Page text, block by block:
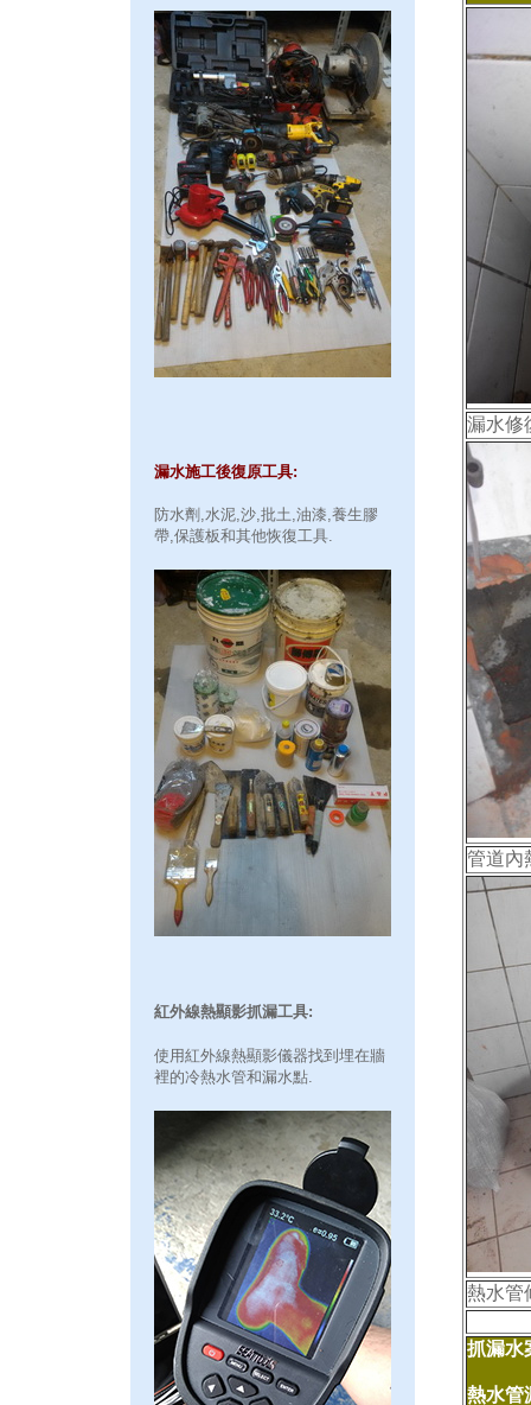
漏水施工後復原工具:
防水劑,水泥,沙,批土,油漆,養生膠
帶,保護板和其他恢復工具.
紅外線熱顯影抓漏工具:
使用紅外線熱顯影儀器找到埋在牆
裡的冷熱水管和漏水點.
漏水修
管道內
熱水管
抓漏水
熱水管